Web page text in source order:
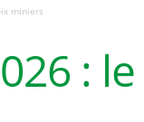
miniers
: